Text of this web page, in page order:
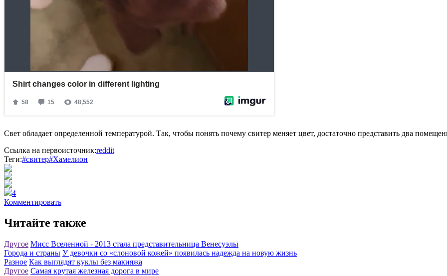
Свет обладает определенной температурой. Так, чтобы понять почему свитер меняет цвет, достаточно представить два
Ссылка на первоисточник:reddit
Теги:#свитер#Хамелион
4
Комментировать
Читайте также
Другое Мисс Вселенной - 2013 стала представительница Венесуэлы
Города и страны У девочки со «слоновой кожей» появилась надежда на новую жизнь
Разное Как выглядят куклы без макияжа
Другое Самая крутая железная дорога в мире